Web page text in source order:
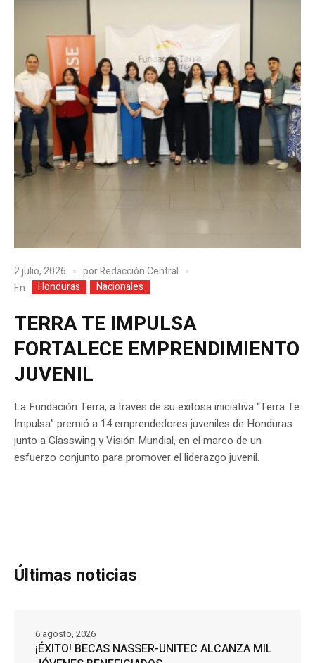
2 julio, 2026 porRedacción Central
En
Honduras Nacionales
TERRA TE IMPULSA
FORTALECE EMPRENDIMIENTO
JUVENIL
La Fundación Terra, a través de su exitosa iniciativa “Terra Te
Impulsa” premió a 14 emprendedores juveniles de Honduras
junto a Glasswing y Visión Mundial, en el marco de un
esfuerzo conjunto para promover el liderazgo juvenil.
Últimas noticias
¡ÉXITO! BECAS NASSER-UNITEC ALCANZA MIL
6 agosto, 2026